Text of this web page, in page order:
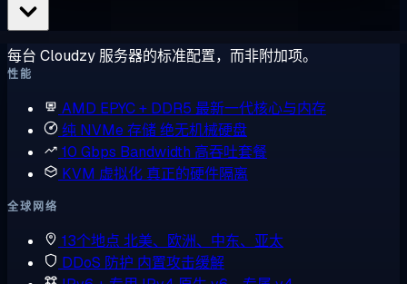
每台 Cloudzy 服务器的标准配置，而非附加项。
性能
AMD EPYC + DDR5 最新一代核心与内存
纯 NVMe 存储绝无机械硬盘
10 Gbps Bandwidth 高吞吐套餐
KVM 虚拟化 真正的硬件隔离
全球网络
13个地点 北美、欧洲、中东、亚太
DDoS 防护 内置攻击缓解